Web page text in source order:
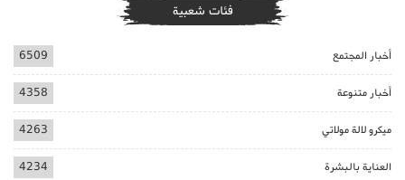
فئات شعبية
أخبار المجتمع 6509
أخبار متنوعة 4358
ميكرو لالة مولاتي 4263
العناية بالبشرة 4234